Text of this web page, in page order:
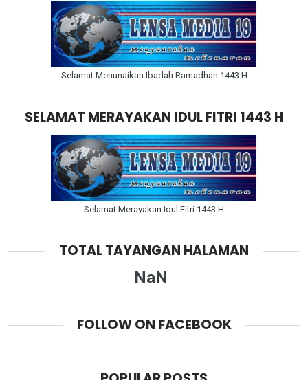
Selamat Menunaikan Ibadah Ramadhan 1443 H
SELAMAT MERAYAKAN IDUL FITRI 1443 H
Selamat Merayakan Idul Fitri 1443 H
TOTAL TAYANGAN HALAMAN
NaN
FOLLOW ON FACEBOOK